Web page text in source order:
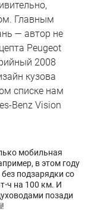
Главным
— автор не
Peugeot
2008
кузова
списке нам
Benz Vision
мобильная
в этом году
подзарядки со
на 100 км. И
позади